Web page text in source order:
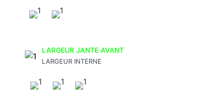
LARGEUR JANTE AVANT
LARGEUR INTERNE